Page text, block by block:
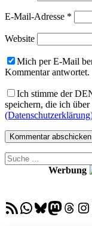
E-Mail-Adresse *
Website
Mich per E-Mail
Kommentar antwortet.
Ich stimme der
speichern, die ich
Suche
nach:
Werbung
RSS-FeedWhatsApp
Bluesky